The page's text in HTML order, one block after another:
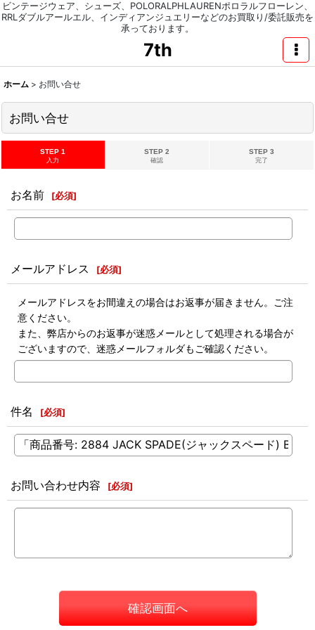
ビンテージウェア、シューズ、POLORALPHLAURENポロラルフローレン、
RRLダブルアールエル、インディアンジュエリーなどのお買取り/委託販売を
承っております。
7th
ホーム > お問い合せ
お問い合せ
STEP 1
入力
STEP 2
確認
STEP 3
完了
お名前 [必須]
メールアドレス [必須]
メールアドレスをお間違えの場合はお返事が届きません。ご注
意ください。
また、弊店からのお返事が迷惑メールとして処理される場合が
ございますので、迷惑メールフォルダもご確認ください。
件名 [必須]
お問い合わせ内容 [必須]
確認画面へ